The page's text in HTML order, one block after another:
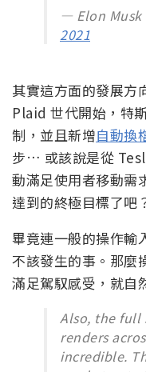
— Elon Musk
2021
其實這方面的發展方
Plaid 世代開始，特
制，並且新增自動換
步… 或該說是從
動滿足使用者移動需
達到的終極目標了吧
畢竟連一般的操作輸
不該發生的事。那麼
滿足駕馭感受，就自
Also, the full
renders
incredible.